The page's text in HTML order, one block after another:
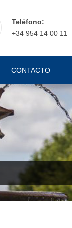
Teléfono:
+34 954 14 00 11
CONTACTO